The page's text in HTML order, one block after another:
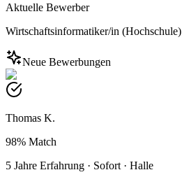
Aktuelle Bewerber
Wirtschaftsinformatiker/in (Hochschule)
Neue Bewerbungen
Thomas K.
98% Match
5 Jahre Erfahrung · Sofort · Halle